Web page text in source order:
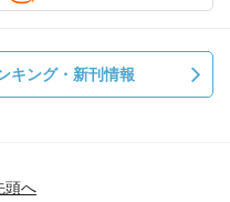
キング・新刊情報
頭へ